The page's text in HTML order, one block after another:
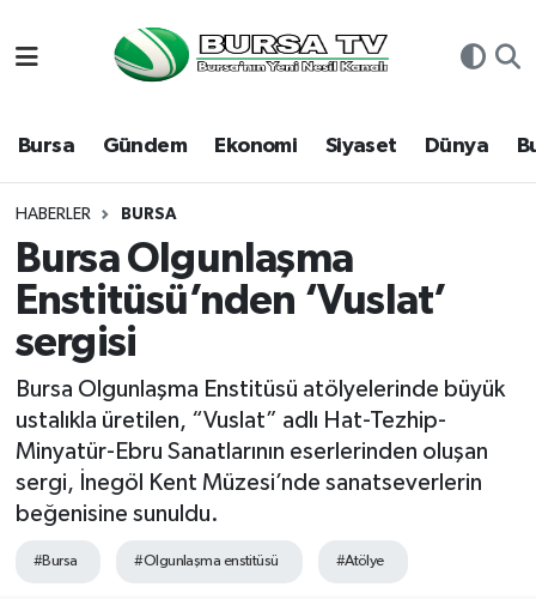
Bursa Gündem Ekonomi Siyaset Dünya
HABERLER BURSA
Bursa Olgunlaşma
Enstitüsü’nden ‘Vuslat’
sergisi
Bursa Olgunlaşma Enstitüsü atölyelerinde büyük
ustalıkla üretilen, “Vuslat” adlı Hat-Tezhip-
Minyatür-Ebru Sanatlarının eserlerinden oluşan
sergi, İnegöl Kent Müzesi’nde sanatseverlerin
beğenisine sunuldu.
#Bursa #Olgunlaşma enstitüsü #Atölye
Bursa
Dünya
Eğitim
Ekonomi
Genel
Gündem
Magazin
Hava Durumu
Namaz Vakitleri
Trafik Durumu
Süper Lig Puan Durumu ve Fikstür
Tüm Manşetler
Son Dakika Haberleri
Haber Arşivi